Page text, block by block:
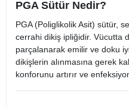
PGA Sütür Nedir?
PGA (Poliglikolik Asit) sütür,
cerrahi dikiş ipliğidir. Vücutta
parçalanarak emilir ve doku
dikişlerin alınmasına gerek
konforunu artırır ve